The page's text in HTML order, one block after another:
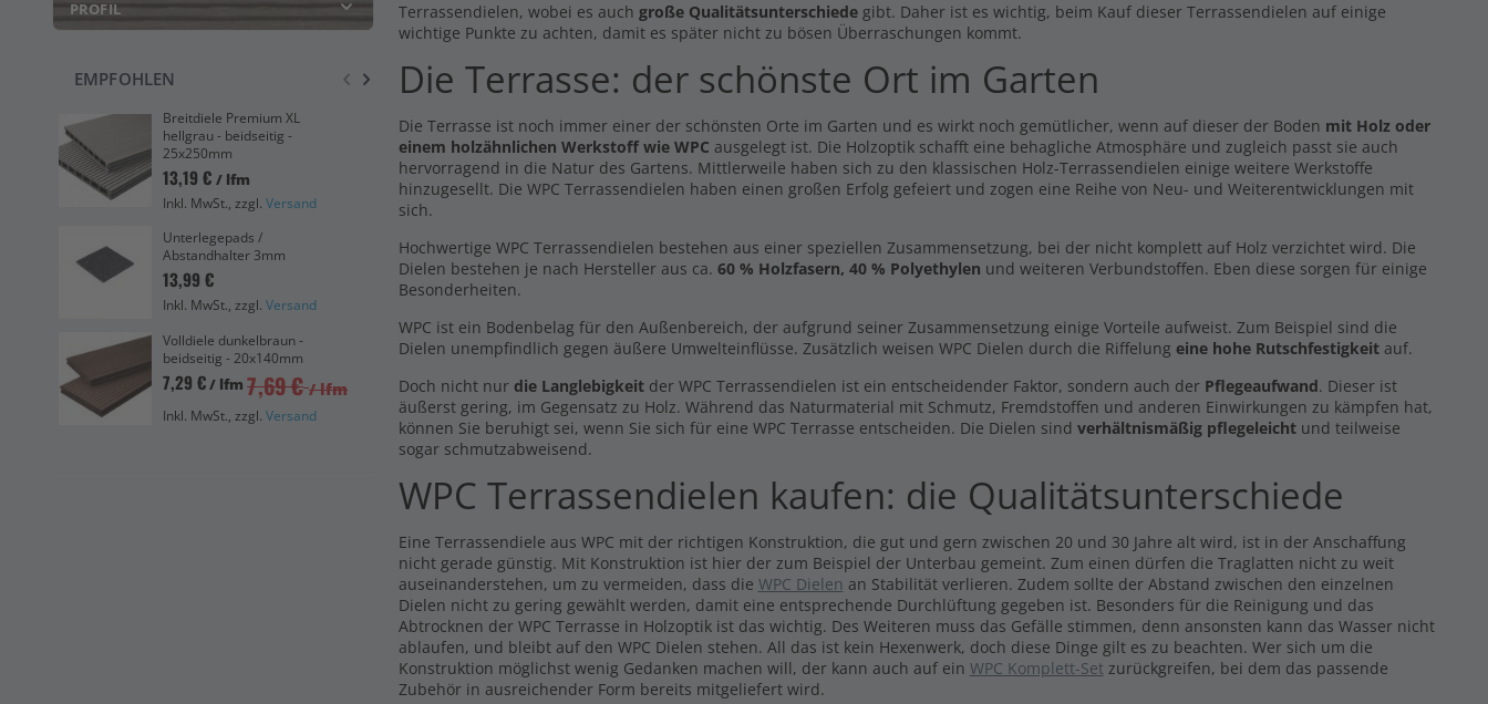
Terrassendielen, wobei es auch große Qualitätsunterschiede gibt. Daher ist es wichtig, beim Kauf dieser Terrassendielen auf einige
wichtige Punkte zu achten, damit es später nicht zu bösen Überraschungen kommt.
Die Terrasse: der schönste Ort im Garten
Die Terrasse ist noch immer einer der schönsten Orte im Garten und es wirkt noch gemütlicher, wenn auf dieser der Boden mit Holz oder
einem holzähnlichen Werkstoff wie WPC ausgelegt ist. Die Holzoptik schafft eine behagliche Atmosphäre und zugleich passt sie auch
hervorragend in die Natur des Gartens. Mittlerweile haben sich zu den klassischen Holz-Terrassendielen einige weitere Werkstoffe
hinzugesellt. Die WPC Terrassendielen haben einen großen Erfolg gefeiert und zogen eine Reihe von Neu- und Weiterentwicklungen mit
sich.
Hochwertige WPC Terrassendielen bestehen aus einer speziellen Zusammensetzung, bei der nicht komplett auf Holz verzichtet wird. Die
Dielen bestehen je nach Hersteller aus ca. 60 % Holzfasern, 40 % Polyethylen und weiteren Verbundstoffen. Eben diese sorgen für einige
Besonderheiten.
WPC ist ein Bodenbelag für den Außenbereich, der aufgrund seiner Zusammensetzung einige Vorteile aufweist. Zum Beispiel sind die
Dielen unempfindlich gegen äußere Umwelteinflüsse. Zusätzlich weisen WPC Dielen durch die Riffelung eine hohe Rutschfestigkeitauf.
Doch nicht nur die Langlebigkeitder WPC Terrassendielen ist ein entscheidender Faktor, sondern auch der Pflegeaufwand. Dieser ist
äußerst gering, im Gegensatz zu Holz. Während das Naturmaterial mit Schmutz, Fremdstoffen und anderen Einwirkungen zu kämpfen hat,
können Sie beruhigt sei, wenn Sie sich für eine WPC Terrasse entscheiden. Die Dielen sind verhältnismäßig pflegeleichtund teilweise
sogar schmutzabweisend.
WPC Terrassendielen kaufen: die Qualitätsunterschiede
Eine Terrassendiele aus WPC mit der richtigen Konstruktion, die gut und gern zwischen 20 und 30 Jahre alt wird, ist in der Anschaffung
nicht gerade günstig. Mit Konstruktion ist hier der zum Beispiel der Unterbau gemeint. Zum einen dürfen die Traglatten nicht zu weit
auseinanderstehen, um zu vermeiden, dass die WPC Dielen an Stabilität verlieren. Zudem sollte der Abstand zwischen den einzelnen
Dielen nicht zu gering gewählt werden, damit eine entsprechende Durchlüftung gegeben ist. Besonders für die Reinigung und das
Abtrocknen der WPC Terrasse in Holzoptik ist das wichtig. Des Weiteren muss das Gefälle stimmen, denn ansonsten kann das Wasser nicht
ablaufen, und bleibt auf den WPC Dielen stehen. All das ist kein Hexenwerk, doch diese Dinge gilt es zu beachten. Wer sich um die
Konstruktion möglichst wenig Gedanken machen will, der kann auch auf ein WPC Komplett-Setzurückgreifen, bei dem das passende
Zubehör in ausreichender Form bereits mitgeliefert wird.
PROFIL
EMPFOHLEN
Breitdiele Premium XL
hellgrau - beidseitig -
25x250mm
13,19 € / lfm
Inkl. MwSt., zzgl. Versand
Unterlegepads /
Abstandhalter 3mm
13,99 €
Inkl. MwSt., zzgl. Versand
Volldiele dunkelbraun -
beidseitig - 20x140mm
7,29 €/ lfm 7,69 € / lfm
Inkl. MwSt., zzgl. Versand
Easy Line dunkelgrau -
beidseitig- 20x146mm
4,89 € / lfm5,19 € / lfm
Inkl. MwSt., zzgl.Versand
dunkelbraun - beidseitig -
20x200mm
12,69 €
Handmuster Breitdiele
Volldiele XL hellgrau -
beidseitig-
0,00 €
Inkl. MwSt., zzgl. Versand
Handmuster Volldiele
dunkelgrau -beidseitig-
0,00 €
Inkl. MwSt., zzgl.Versand
beidseitig - 20x140mm
7,29 €/ lfm 7,69 € / lfm
Handmuster Breitdiele
Premium XL hellgrau -
0,00 €
Inkl. MwSt., zzgl.Versand